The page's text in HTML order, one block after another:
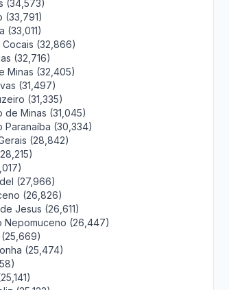
(34,573)
(33,791)
(33,011)
(32,866)
(32,716)
Minas (32,405)
(31,497)
(31,335)
de Minas (31,045)
Paranaíba (30,334)
(28,842)
(27,966)
(26,826)
Jesus (26,611)
Nepomuceno (26,447)
(25,474)